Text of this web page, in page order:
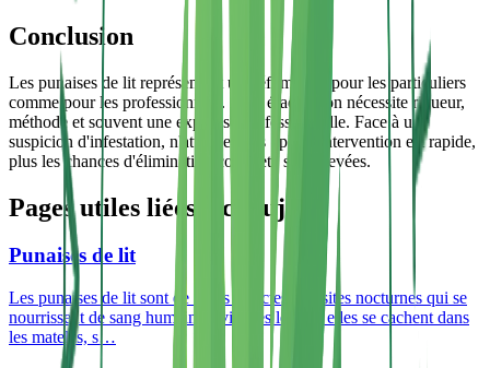
Conclusion
Les punaises de lit représentent un défi majeur pour les particuliers
comme pour les professionnels. Leur éradication nécessite rigueur,
méthode et souvent une expertise professionnelle. Face à une
suspicion d'infestation, n'attendez pas : plus l'intervention est rapide,
plus les chances d'élimination complète sont élevées.
Pages utiles liées à ce sujet
Punaises de lit
Les punaises de lit sont de petits insectes parasites nocturnes qui se
nourrissent de sang humain. Invisibles le jour, elles se cachent dans
les matelas, s…